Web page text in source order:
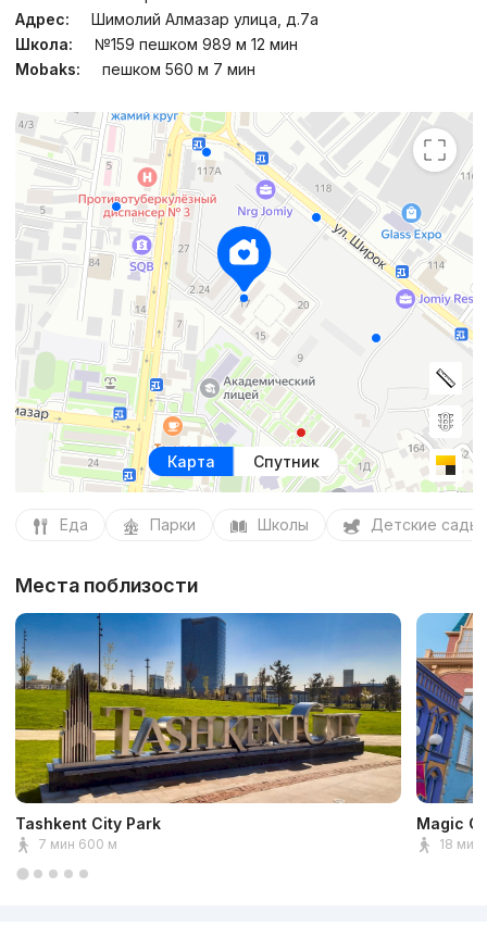
Адрес:
Шимолий Алмазар улица, д.7a
Школа:
№159 пешком 989 м 12 мин
Mobaks:
пешком 560 м 7 мин
Карта Спутник
Еда Парки Школы Детские сады
Места поблизости
Tashkent City Park
7 мин 600 м
Magic
18 мин